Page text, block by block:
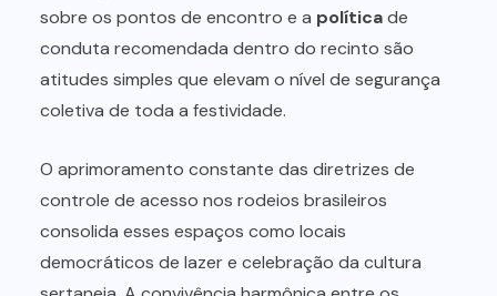
sobre os pontos de encontro e a políticade
conduta recomendada dentro do recinto são
atitudes simples que elevam o nível de segurança
coletiva de toda a festividade.
O aprimoramento constante das diretrizes de
controle de acesso nos rodeios brasileiros
consolida esses espaços como locais
democráticos de lazer e celebração da cultura